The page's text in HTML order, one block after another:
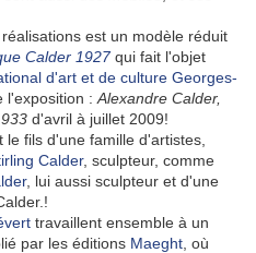
est un modèle réduit
Calder 1927qui fait l'objet
d'art et de culture Georges-
l'exposition : Alexandre Calder,
d'avril à juillet 2009!
fils d'une famille d'artistes,
Calder, sculpteur, comme
, lui aussi sculpteur et d'une
travaillent ensemble à un
par les éditions Maeght , où